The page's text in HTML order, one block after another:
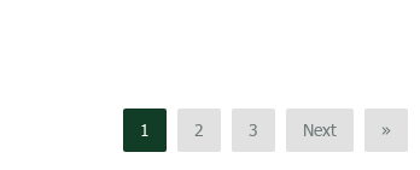
1 2 3 Next »